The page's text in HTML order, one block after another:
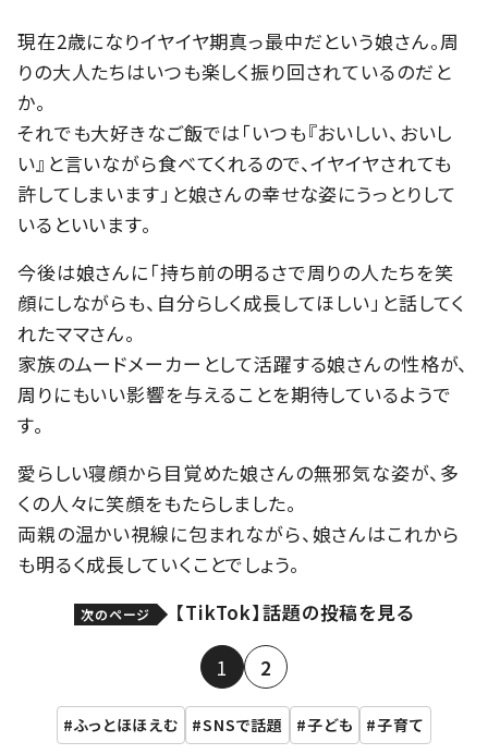
現在2歳になりイヤイヤ期真っ最中だという娘さん。周
りの大人たちはいつも楽しく振り回されているのだと
か。
それでも大好きなご飯では「いつも『おいしい、おいし
い』と言いながら食べてくれるので、イヤイヤされても
許してしまいます」と娘さんの幸せな姿にうっとりして
いるといいます。
今後は娘さんに「持ち前の明るさで周りの人たちを笑
顔にしながらも、自分らしく成長してほしい」と話してく
れたママさん。
家族のムードメーカーとして活躍する娘さんの性格が、
周りにもいい影響を与えることを期待しているようで
す。
愛らしい寝顔から目覚めた娘さんの無邪気な姿が、多
くの人々に笑顔をもたらしました。
両親の温かい視線に包まれながら、娘さんはこれから
も明るく成長していくことでしょう。
次のページ 【TikTok】話題の投稿を見る
1 2
ふっとほほえむ SNSで話題 子ども 子育て